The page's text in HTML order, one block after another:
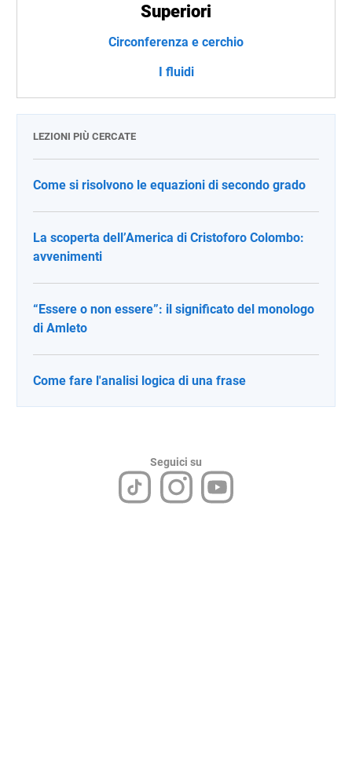
Superiori
Circonferenza e cerchio
I fluidi
LEZIONI PIÙ CERCATE
Come si risolvono le equazioni di secondo grado
La scoperta dell’America di Cristoforo Colombo:
avvenimenti
“Essere o non essere”: il significato del monologo
di Amleto
Come fare l'analisi logica di una frase
Seguici su